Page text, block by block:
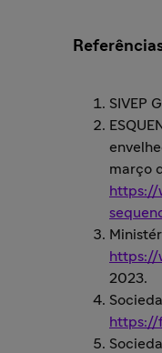
SIVEP
março
https://
https://
2023.
https://